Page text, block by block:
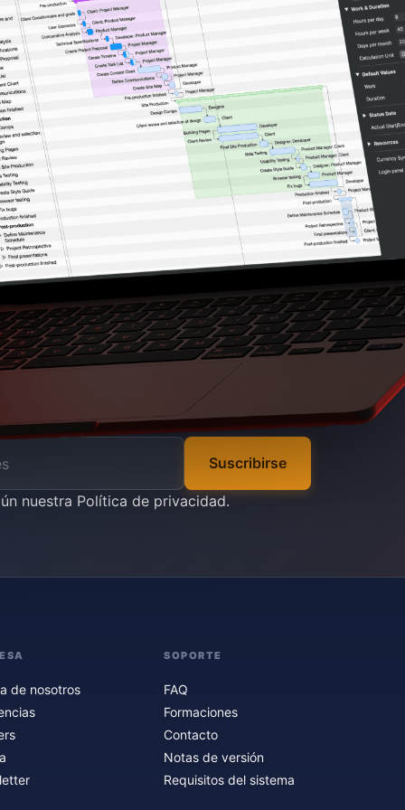
Suscribirse
nuestra Política de privacidad.
de nosotros
SOPORTE
FAQ
Formaciones
Contacto
Notas de versión
Requisitos del sistema